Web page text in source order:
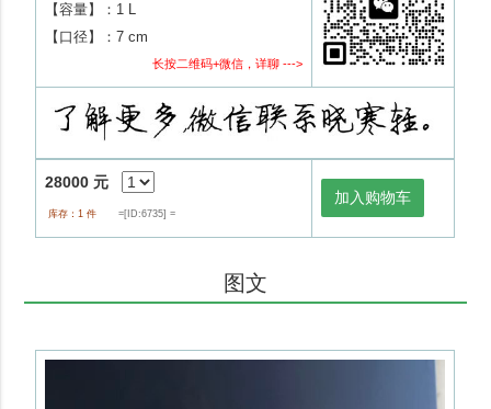
【容量】：1 L
【口径】：7 cm
长按二维码+微信，详聊 --->
28000 元
库存：1 件 =[ID:6735] =
加入购物车
图文